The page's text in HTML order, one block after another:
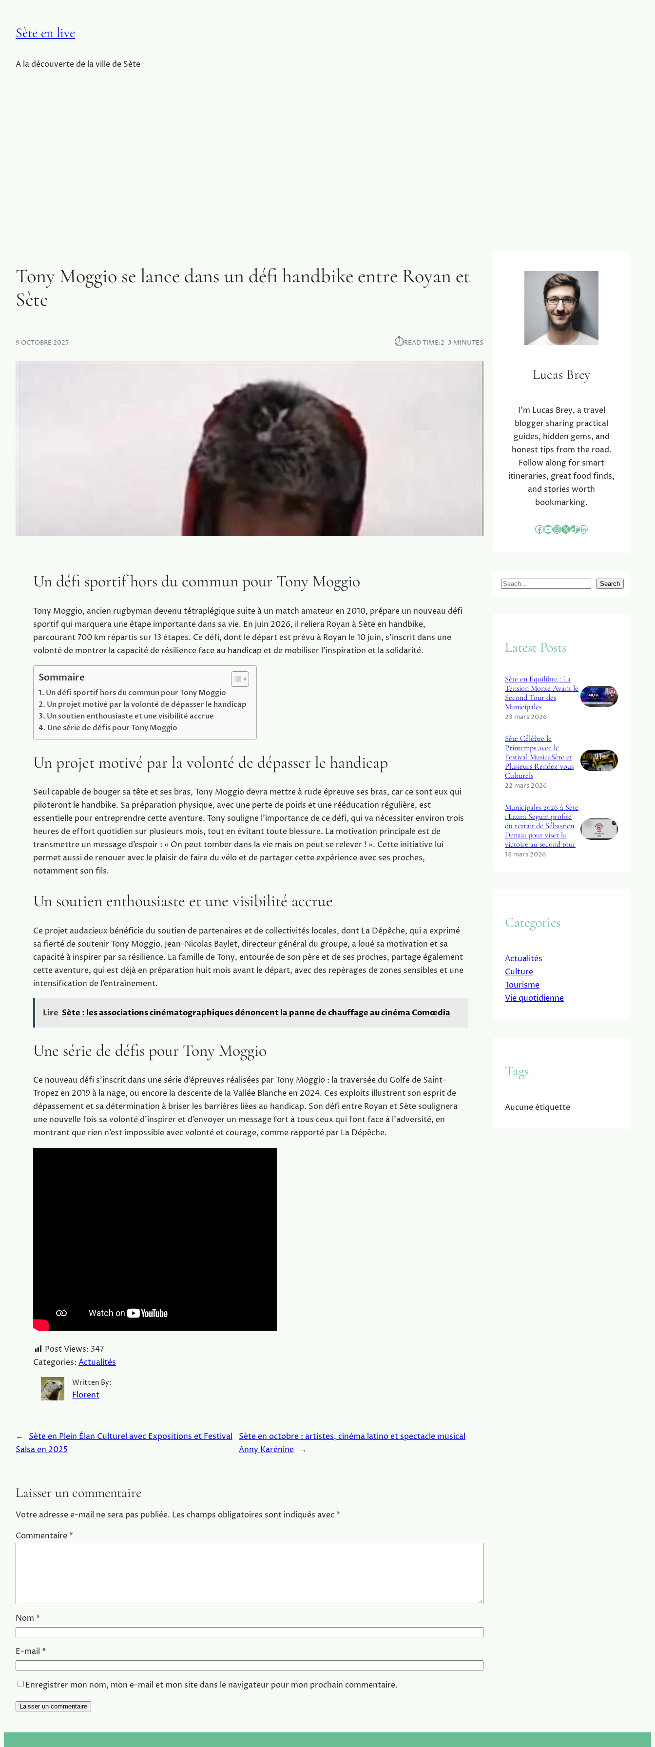
Sète en live
A la découverte de la ville de Sète
Tony Moggio se lance dans un défi handbike entre Royan et
Sète
9 OCTOBRE 2025 ⏱︎READ TIME:2–3 MINUTES
Un défi sportif hors du commun pour Tony Moggio
Tony Moggio, ancien rugbyman devenu tétraplégique suite à un match amateur en 2010, prépare un nouveau défi
sportif qui marquera une étape importante dans sa vie. En juin 2026, il reliera Royan à Sète en handbike,
parcourant 700 km répartis sur 13 étapes. Ce défi, dont le départ est prévu à Royan le 10 juin, s’inscrit dans une
volonté de montrer la capacité de résilience face au handicap et de mobiliser l’inspiration et la solidarité.
Sommaire
Un défi sportif hors du commun pour Tony Moggio
Un projet motivé par la volonté de dépasser le handicap
Un soutien enthousiaste et une visibilité accrue
Une série de défis pour Tony Moggio
Un projet motivé par la volonté de dépasser le handicap
Seul capable de bouger sa tête et ses bras, Tony Moggio devra mettre à rude épreuve ses bras, car ce sont eux qui
piloteront le handbike. Sa préparation physique, avec une perte de poids et une rééducation régulière, est
essentielle pour entreprendre cette aventure. Tony souligne l’importance de ce défi, qui va nécessiter environ trois
heures de effort quotidien sur plusieurs mois, tout en évitant toute blessure. La motivation principale est de
transmettre un message d’espoir : « On peut tomber dans la vie mais on peut se relever ! ». Cette initiative lui
permet aussi de renouer avec le plaisir de faire du vélo et de partager cette expérience avec ses proches,
notamment son fils.
Un soutien enthousiaste et une visibilité accrue
Ce projet audacieux bénéficie du soutien de partenaires et de collectivités locales, dont La Dépêche, qui a exprimé
sa fierté de soutenir Tony Moggio. Jean-Nicolas Baylet, directeur général du groupe, a loué sa motivation et sa
capacité à inspirer par sa résilience. La famille de Tony, entourée de son père et de ses proches, partage également
cette aventure, qui est déjà en préparation huit mois avant le départ, avec des repérages de zones sensibles et une
intensification de l’entraînement.
Lire Sète : les associations cinématographiques dénoncent la panne de chauffage au cinéma Comœdia
Une série de défis pour Tony Moggio
Ce nouveau défi s’inscrit dans une série d’épreuves réalisées par Tony Moggio : la traversée du Golfe de Saint-
Tropez en 2019 à la nage, ou encore la descente de la Vallée Blanche en 2024. Ces exploits illustrent son esprit de
dépassement et sa détermination à briser les barrières liées au handicap. Son défi entre Royan et Sète soulignera
une nouvelle fois sa volonté d’inspirer et d’envoyer un message fort à tous ceux qui font face à l’adversité, en
montrant que rien n’est impossible avec volonté et courage, comme rapporté par La Dépêche.
Post Views: 347
Categories: Actualités
Written By:
Florent
←
Sète en Plein Élan Culturel avec Expositions et Festival
Salsa en 2025
Sète en octobre : artistes, cinéma latino et spectacle musical
Anny Karénine
→
Laisser un commentaire
Votre adresse e-mail ne sera pas publiée. Les champs obligatoires sont indiqués avec*
Commentaire*
Nom *
E-mail *
Enregistrer mon nom, mon e-mail et mon site dans le navigateur pour mon prochain commentaire.
Lucas Brey
I’m Lucas Brey, a travel
blogger sharing practical
guides, hidden gems, and
honest tips from the road.
Follow along for smart
itineraries, great food finds,
and stories worth
bookmarking.
Facebook YouTube InstagramX TikTok LinkedIn
S
Search
Latest Posts
Sète en Équilibre : La
Tension Monte Avant le
Second Tour des
Municipales
23 mars 2026
Sète Célèbre le
Printemps avec le
Festival MusicaSète et
Plusieurs Rendez-vous
Culturels
22 mars 2026
Municipales 2026 à Sète
: Laura Seguin profite
du retrait de Sébastien
Denaja pour viser la
victoire au second tour
18 mars 2026
Categories
Actualités
Culture
Tourisme
Vie quotidienne
Tags
Aucune étiquette